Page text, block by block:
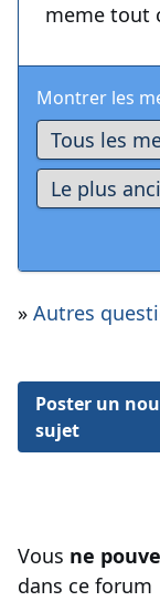
meme tout
Montrer les
» Autres
Poster un
sujet
Vous ne
dans ce forum